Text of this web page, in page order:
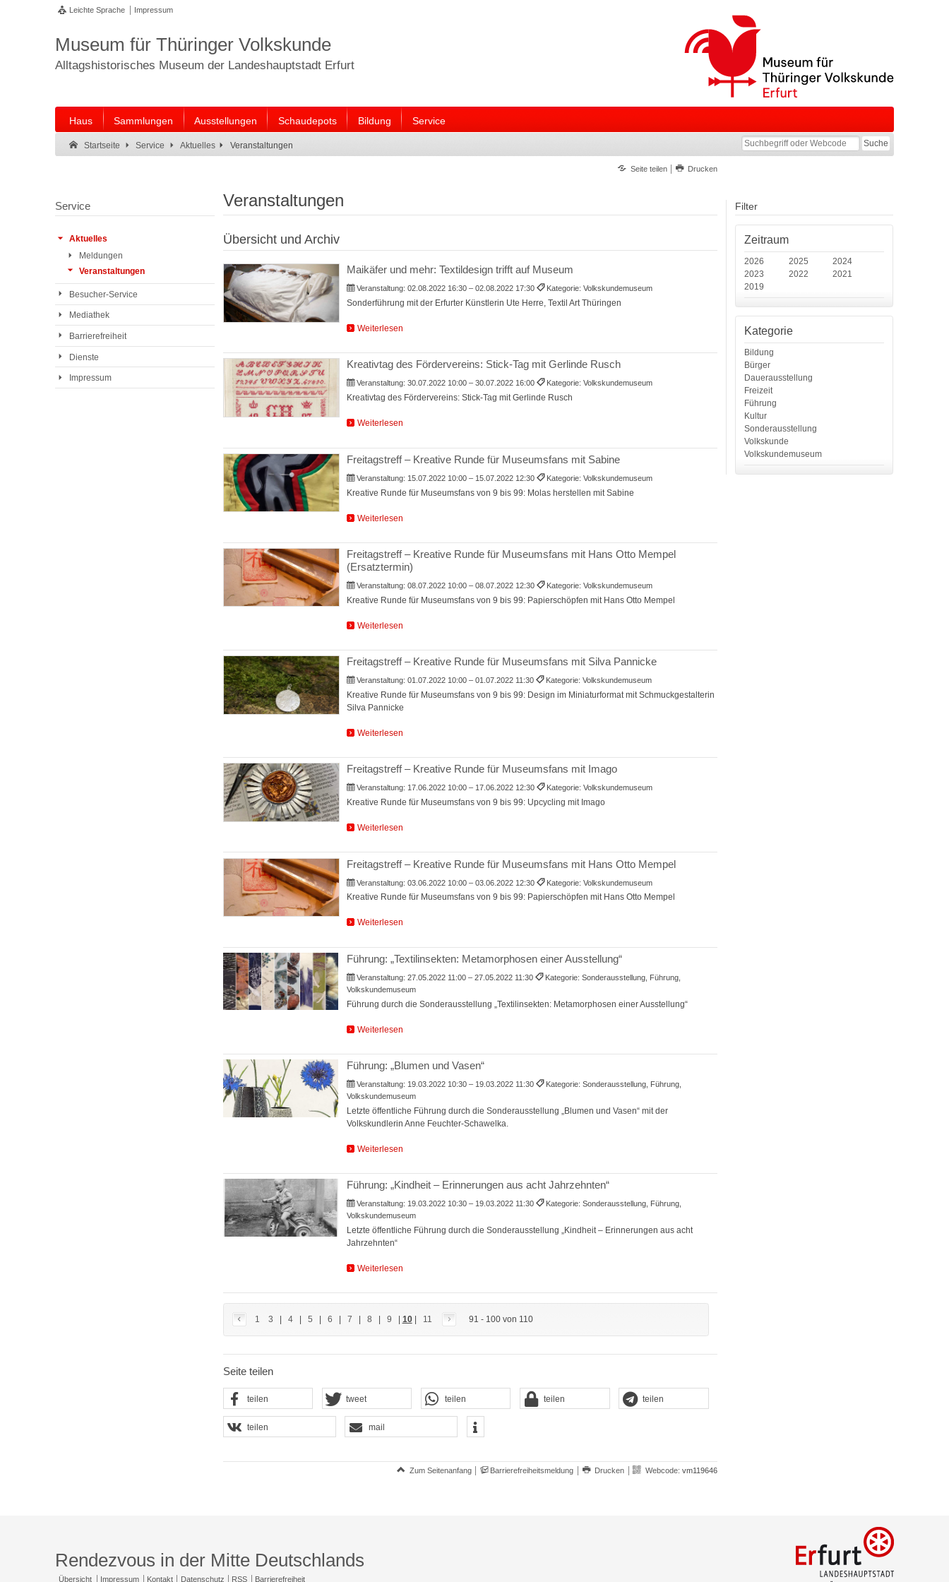
Leichte Sprache Impressum
Museum für Thüringer Volkskunde
Alltagshistorisches Museum der Landeshauptstadt Erfurt
Haus Sammlungen Ausstellungen Schaudepots Bildung Service
Startseite Service Aktuelles Veranstaltungen
Suche:
Suche Ende.
Seite teilen Drucken
Veranstaltungen
Übersicht und Archiv
Maikäfer und mehr: Textildesign trifft auf Museum
Veranstaltung:02.08.2022 16:30 – 02.08.2022 17:30 Kategorie: Volkskundemuseum
Sonderführung mit der Erfurter Künstlerin Ute Herre, Textil Art Thüringen
Weiterlesen
Kreativtag des Fördervereins: Stick-Tag mit Gerlinde Rusch
Veranstaltung:30.07.2022 10:00 – 30.07.2022 16:00 Kategorie: Volkskundemuseum
Kreativtag des Fördervereins: Stick-Tag mit Gerlinde Rusch
Weiterlesen
Freitagstreff – Kreative Runde für Museumsfans mit Sabine
Veranstaltung: 15.07.2022 10:00 – 15.07.2022 12:30 Kategorie: Volkskundemuseum
Kreative Runde für Museumsfans von 9 bis 99: Molas herstellen mit Sabine
Weiterlesen
Freitagstreff – Kreative Runde für Museumsfans mit Hans Otto Mempel
(Ersatztermin)
Veranstaltung:08.07.2022 10:00 – 08.07.2022 12:30 Kategorie: Volkskundemuseum
Kreative Runde für Museumsfans von 9 bis 99: Papierschöpfen mit Hans Otto Mempel
Weiterlesen
Freitagstreff – Kreative Runde für Museumsfans mit Silva Pannicke
Veranstaltung:01.07.2022 10:00 – 01.07.2022 11:30 Kategorie: Volkskundemuseum
Kreative Runde für Museumsfans von 9 bis 99: Design im Miniaturformat mit Schmuckgestalterin
Silva Pannicke
Weiterlesen
Freitagstreff – Kreative Runde für Museumsfans mit Imago
Veranstaltung: 17.06.2022 10:00 – 17.06.2022 12:30 Kategorie: Volkskundemuseum
Kreative Runde für Museumsfans von 9 bis 99: Upcycling mit Imago
Weiterlesen
Freitagstreff – Kreative Runde für Museumsfans mit Hans Otto Mempel
Veranstaltung:03.06.2022 10:00 – 03.06.2022 12:30 Kategorie: Volkskundemuseum
Kreative Runde für Museumsfans von 9 bis 99: Papierschöpfen mit Hans Otto Mempel
Weiterlesen
Führung: „Textilinsekten: Metamorphosen einer Ausstellung“
Veranstaltung:27.05.2022 11:00 – 27.05.2022 11:30
Kategorie: Sonderausstellung, Führung,
Volkskundemuseum
Führung durch die Sonderausstellung „Textilinsekten: Metamorphosen einer Ausstellung“
Weiterlesen
Führung: „Blumen und Vasen“
Veranstaltung: 19.03.2022 10:30 – 19.03.2022 11:30
Kategorie: Sonderausstellung, Führung,
Volkskundemuseum
Letzte öffentliche Führung durch die Sonderausstellung „Blumen und Vasen“ mit der
Volkskundlerin Anne Feuchter-Schawelka.
Weiterlesen
Führung: „Kindheit – Erinnerungen aus acht Jahrzehnten“
Veranstaltung: 19.03.2022 10:30 – 19.03.2022 11:30
Kategorie: Sonderausstellung, Führung,
Volkskundemuseum
Letzte öffentliche Führung durch die Sonderausstellung „Kindheit – Erinnerungen aus acht
Jahrzehnten“
Weiterlesen
1 3 4 5 6 7 8 9 10| 11 91 - 100 von 110
Seite teilen
teilen tweet teilen teilen teilen
teilen mail
Zum Seitenanfang Barrierefreiheitsmeldung Drucken Webcode: vm119646
Filter
Zeitraum
2026 2025
2024
2023
2022
2021
2019
Kategorie
Bildung
Bürger
Dauerausstellung
Freizeit
Führung
Kultur
Sonderausstellung
Volkskunde
Volkskundemuseum
Service
Aktuelles
Meldungen
Veranstaltungen
Besucher-Service
Mediathek
Barrierefreiheit
Dienste
Impressum
Rendezvous in der Mitte Deutschlands
Übersicht Impressum Kontakt Datenschutz RSS Barrierefreiheit